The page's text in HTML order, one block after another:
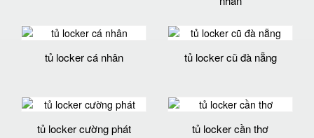
tủ locker cá nhân tủ locker cũ đà nẵng
tủ locker cường phát tủ locker cần thơ